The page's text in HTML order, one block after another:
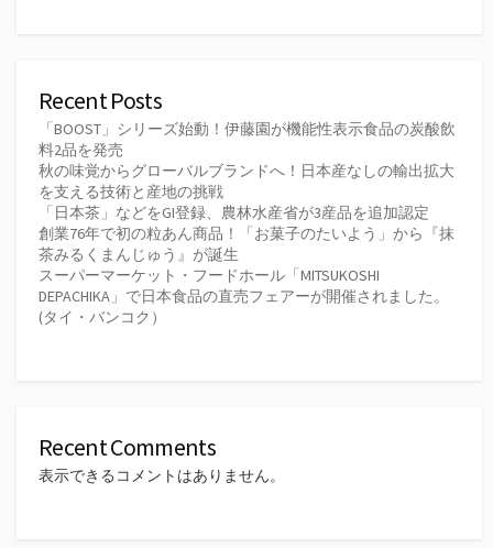
Recent Posts
「BOOST」シリーズ始動！伊藤園が機能性表示食品の炭酸飲
料2品を発売
秋の味覚からグローバルブランドへ！日本産なしの輸出拡大
を支える技術と産地の挑戦
「日本茶」などをGI登録、農林水産省が3産品を追加認定
創業76年で初の粒あん商品！「お菓子のたいよう」から『抹
茶みるくまんじゅう』が誕生
スーパーマーケット・フードホール「MITSUKOSHI
DEPACHIKA」で日本食品の直売フェアーが開催されました。
(タイ・バンコク）
Recent Comments
表示できるコメントはありません。